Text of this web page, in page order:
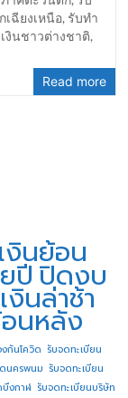
ฉียงเหนือ, รับทำ
งินชาวต่างชาติ,
Read more
งินย้อน
ปี ปิดงบ
นล่าช้า
นหลัง
กันโควิด รับจดทะเบียน
นครพนม รับจดทะเบียน
งกาฬ รับจดทะเบียนบริษัท